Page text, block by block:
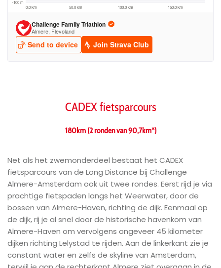
CADEX fietsparcours
180km (2 ronden van 90,7km*)
Net als het zwemonderdeel bestaat het CADEX
fietsparcours van de Long Distance bij Challenge
Almere-Amsterdam ook uit twee rondes. Eerst rijd je via
prachtige fietspaden langs het Weerwater, door de
bossen van Almere-Haven, richting de dijk. Eenmaal op
de dijk, rij je al snel door de historische havenkom van
Almere-Haven om vervolgens ongeveer 45 kilometer
dijken richting Lelystad te rijden. Aan de linkerkant zie je
constant water en zelfs de skyline van Amsterdam,